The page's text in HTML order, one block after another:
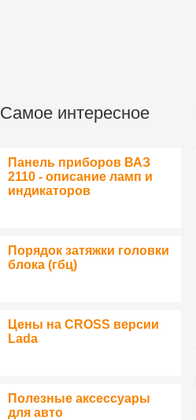
Самое интересное
Панель приборов ВАЗ
2110 - описание ламп и
индикаторов
Порядок затяжки головки
блока (гбц)
Цены на CROSS версии
Lada
Полезные аксессуары
для авто